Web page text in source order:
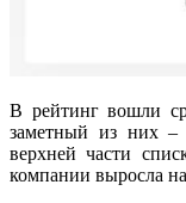
В рейтинг вошли
заметный из них –
верхней части
компании выросла